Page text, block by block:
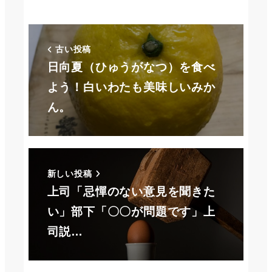
古い投稿
日向夏（ひゅうがなつ）を食べ
よう！白いわたも美味しいみか
ん。
新しい投稿
上司「忌憚のない意見を聞きた
い」部下「〇〇が問題です」上
司説…